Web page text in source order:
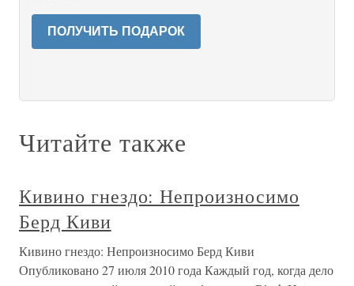
ПОЛУЧИТЬ ПОДАРОК
Читайте также
Кивино гнездо: Непроизносимо
Берд Киви
Кивино гнездо: Непроизносимо Берд Киви
Опубликовано 27 июля 2010 года Каждый год, когда дело